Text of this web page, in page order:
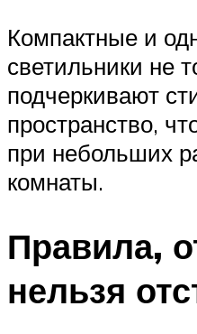
Компактные и
светильники не
подчеркивают
пространство,
при небольших
комнаты.
Правила,
нельзя